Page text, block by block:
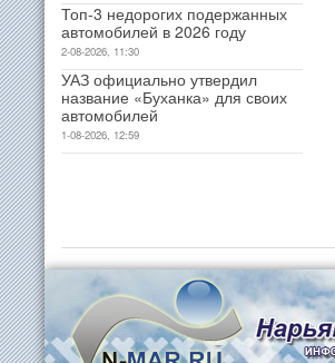
Топ-3 недорогих подержанных
автомобилей в 2026 году
2-08-2026, 11:30
УАЗ официально утвердил
название «Буханка» для своих
автомобилей
1-08-2026, 12:59